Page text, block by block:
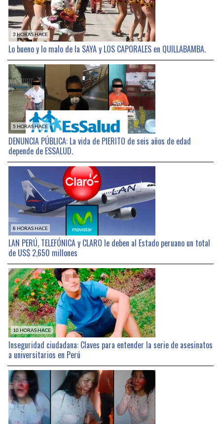
3 HORAS HACE
Lo bueno y lo malo de la SAYA y LOS CAPORALES en QUILLABAMBA.
5 HORAS HACE
DENUNCIA PÚBLICA: La vida de PIERITO de seis años de edad
depende de ESSALUD.
8 HORAS HACE
LAN PERÚ, TELEFÓNICA y CLARO le deben al Estado peruano un total
de US$ 2,650 millones
10 HORAS HACE
Inseguridad ciudadana: Claves para entender la serie de asesinatos
a universitarios en Perú